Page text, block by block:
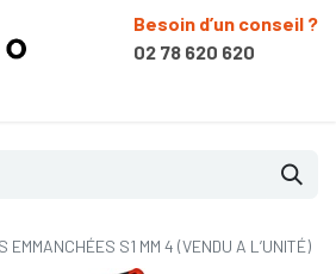
Besoin d’un conseil ?
02 78 620 620
EMMANCHÉES S1 MM 4 (VENDU A L’UNITÉ)